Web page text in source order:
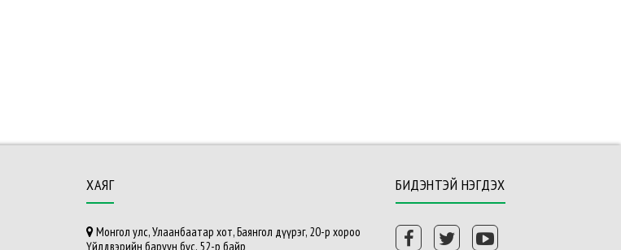
ХАЯГ
Монгол улс, Улаанбаатар хот, Баянгол дүүрэг, 20-р хороо
Үйлдвэрийн баруун бүс, 52-р байр
БИДЭНТЭЙ НЭГДЭХ